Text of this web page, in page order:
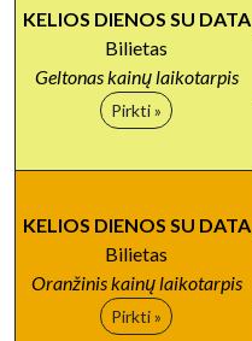
KELIOS DIENOS SU DATA
Bilietas
Geltonas kainų laikotarpis
Pirkti »
KELIOS DIENOS SU DATA
Bilietas
Oranžinis kainų laikotarpis
Pirkti »